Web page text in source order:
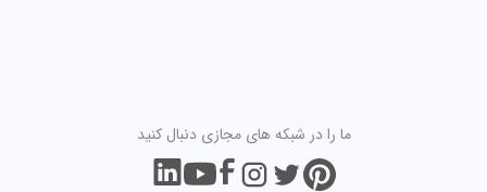
ما را در شبکه های مجازی دنبال کنید